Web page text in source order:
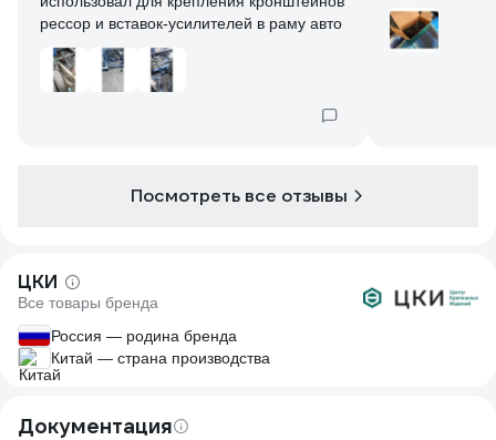
рессор и вставок-усилителей в раму авто
Посмотреть все отзывы
ЦКИ
Все товары бренда
Россия — родина бренда
Китай — страна производства
Документация